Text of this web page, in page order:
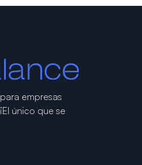
para empresas
¡El único que se